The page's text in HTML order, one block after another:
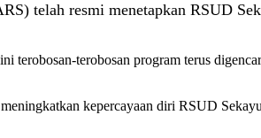
telah resmi menetapkan RSUD
terobosan-terobosan program terus
kepercayaan diri RSUD